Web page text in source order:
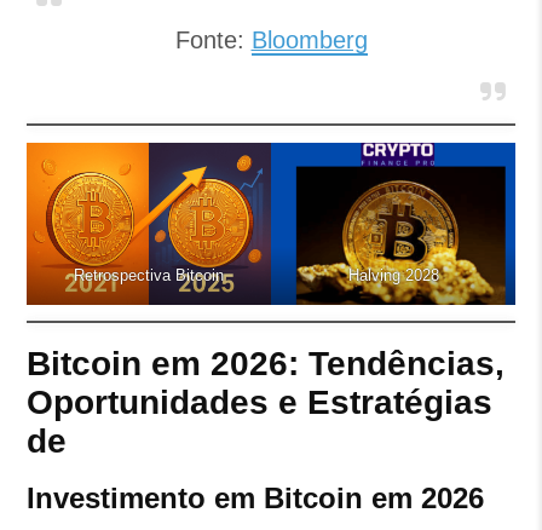
Fonte: Bloomberg
Retrospectiva Bitcoin Halving 2028
Bitcoin em 2026: Tendências,
Oportunidades e Estratégias
de
Investimento em Bitcoin em 2026